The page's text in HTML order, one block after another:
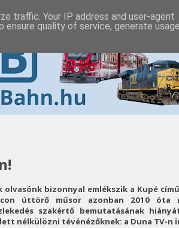
olvasónk bizonnyal emlékszik a Kupé
úttörő műsor azonban 2010 óta
szakértő bemutatásának
nélkülözni tévénézőknek: a Duna TV-n
traffic. Your IP address and user-agent
quality of service, generate usage